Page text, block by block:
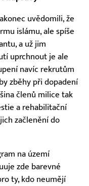
uvědomili, že
islámu, ale spíše
a už jim
uprchnout je ale
navíc rekrutům
zběhy při dopadení
členů milice tak
a rehabilitační
začlenění do
na území
zde barevné
ty, kdo neumějí